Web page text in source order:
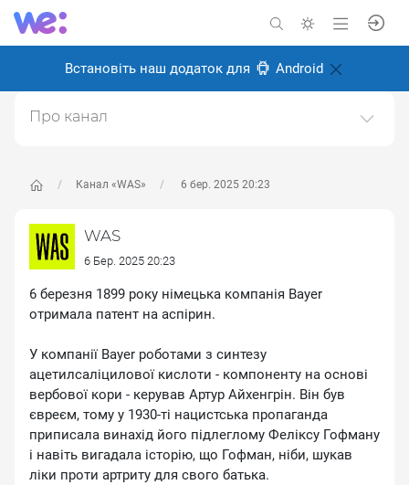
Встановіть наш додаток для Android
Канал «WAS» 6 бер. 2025 20:23
WAS
6 Бер. 2025 20:23
6 березня 1899 року німецька компанія Bayer
отримала патент на аспірин.
У компанії Bayer роботами з синтезу
ацетилсаліцилової кислоти - компоненту на основі
вербової кори - керував Артур Айхенгрін. Він був
євреєм, тому у 1930-ті нацистська пропаганда
приписала винахід його підлеглому Феліксу Гофману
і навіть вигадала історію, що Гофман, ніби, шукав
ліки проти артриту для свого батька.
Про канал
Створено: 8 січня 2025
Відповідальні: